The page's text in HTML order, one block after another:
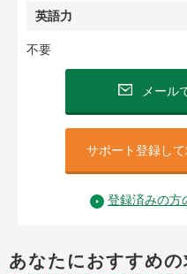
英語力
不要
メール
サポート登録し
登録済みの方
あなたにおすすめの